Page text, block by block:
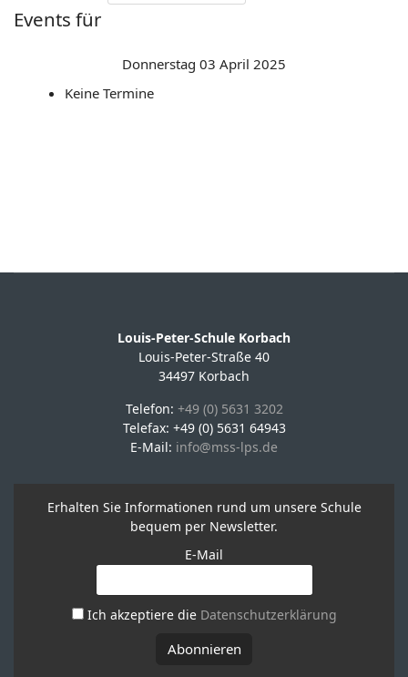
Events für
Donnerstag 03 April 2025
Keine Termine
Louis-Peter-Schule Korbach
Louis-Peter-Straße 40
34497 Korbach
Telefon: +49 (0) 5631 3202
Telefax: +49 (0) 5631 64943
E-Mail: info@mss-lps.de
Erhalten Sie Informationen rund um unsere Schule
bequem per Newsletter.
E-Mail
Ich akzeptiere die Datenschutzerklärung